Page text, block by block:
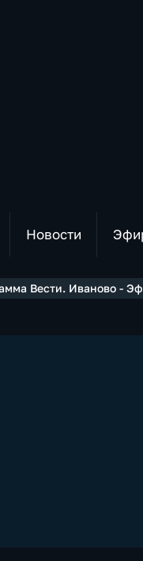
Новости
Вести. Иваново -